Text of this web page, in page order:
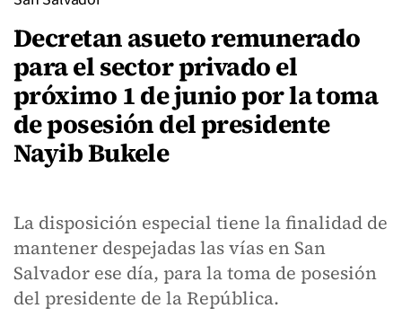
Decretan asueto remunerado
para el sector privado el
próximo 1 de junio por la toma
de posesión del presidente
Nayib Bukele
La disposición especial tiene la finalidad de
mantener despejadas las vías en San
Salvador ese día, para la toma de posesión
del presidente de la República.